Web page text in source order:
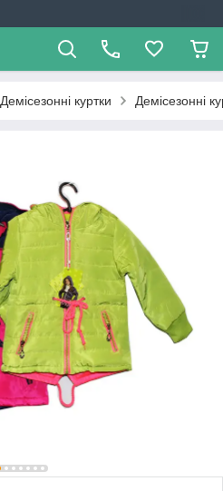
Демісезонні куртки Демісезонні